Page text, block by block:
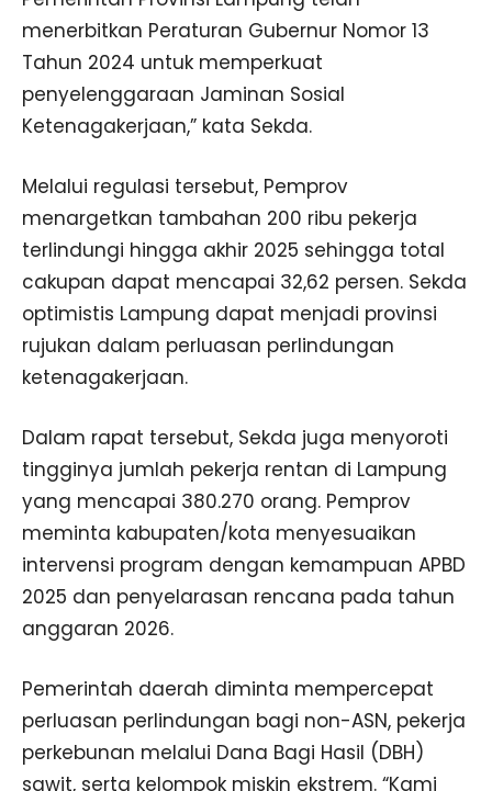
menerbitkan Peraturan Gubernur Nomor 13
Tahun 2024 untuk memperkuat
penyelenggaraan Jaminan Sosial
Ketenagakerjaan,” kata Sekda.
Melalui regulasi tersebut, Pemprov
menargetkan tambahan 200 ribu pekerja
terlindungi hingga akhir 2025 sehingga total
cakupan dapat mencapai 32,62 persen. Sekda
optimistis Lampung dapat menjadi provinsi
rujukan dalam perluasan perlindungan
ketenagakerjaan.
Dalam rapat tersebut, Sekda juga menyoroti
tingginya jumlah pekerja rentan di Lampung
yang mencapai 380.270 orang. Pemprov
meminta kabupaten/kota menyesuaikan
intervensi program dengan kemampuan APBD
2025 dan penyelarasan rencana pada tahun
anggaran 2026.
Pemerintah daerah diminta mempercepat
perluasan perlindungan bagi non-ASN, pekerja
perkebunan melalui Dana Bagi Hasil (DBH)
sawit, serta kelompok miskin ekstrem. “Kami